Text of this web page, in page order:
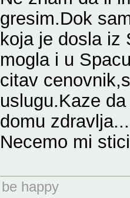
gresim.Dok
koja je dosla iz
mogla i u
citav
uslugu.Kaze
domu zdravlja...
Necemo mi
be happy